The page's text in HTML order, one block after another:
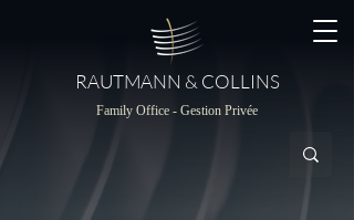
RAUTMANN & COLLINS
Family Office - Gestion Privée